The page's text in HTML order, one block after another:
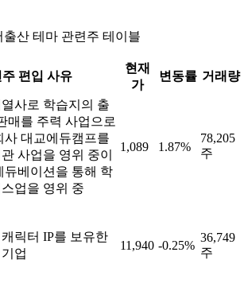
출산 테마 관련주 테이블
주 편입 사유
현재
가
변동률 거래량
사로 학습지의 출
매를 주력 사업으로
사 대교에듀캠프를
사업을 영위 중이
듀베이션을 통해 학
업을 영위 중
1,089 1.87%
78,205
주
릭터 IP를 보유한
업
11,940 -0.25%
36,749
주